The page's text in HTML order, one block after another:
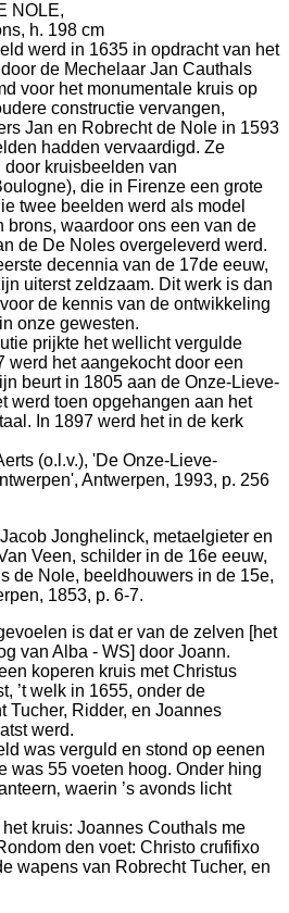
NOLE,
h. 198 cm
werd in 1635 in opdracht van het
de Mechelaar Jan Cauthals
voor het monumentale kruis op
constructie vervangen,
Jan en Robrecht de Nole in 1593
hadden vervaardigd. Ze
kruisbeelden van
die in Firenze een grote
twee beelden werd als model
brons, waardoor ons een van de
de De Noles overgeleverd werd.
decennia van de 17de eeuw,
uiterst zeldzaam. Dit werk is dan
de kennis van de ontwikkeling
onze gewesten.
prijkte het wellicht vergulde
werd het aangekocht door een
beurt in 1805 aan de Onze-Lieve-
werd toen opgehangen aan het
In 1897 werd het in de kerk
(o.l.v.), 'De Onze-Lieve-
Antwerpen, 1993, p. 256
Jonghelinck, metaelgieter en
Veen, schilder in de 16e eeuw,
de Nole, beeldhouwers in de 15e,
1853, p. 6-7.
is dat er van de zelven [het
van Alba - WS] door Joann.
koperen kruis met Christus
’t welk in 1655, onder de
Tucher, Ridder, en Joannes
werd.
was verguld en stond op eenen
was 55 voeten hoog. Onder hing
waerin ’s avonds licht
kruis: Joannes Couthals me
den voet: Christo crufifixo
wapens van Robrecht Tucher, en